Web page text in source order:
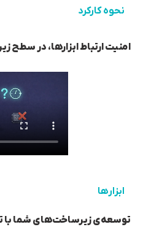
نحوه کارکرد
امنیت ارتباط ابزارها، در سطح
ابزارها
توسعه‌ی زیرساخت‌های شما با